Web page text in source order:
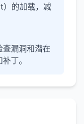
）的加载，减
查漏洞和潜在
丁。